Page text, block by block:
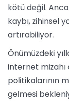
kötü değil.
kaybı, zihinsel
artırabiliyor.
Önümüzdeki
internet mizahı
politikalarının
gelmesi